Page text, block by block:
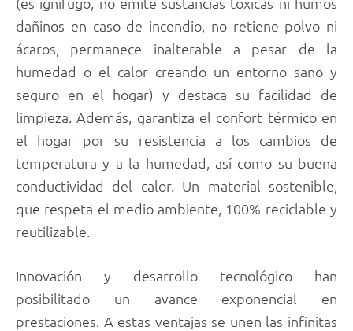
dañinos en caso de incendio, no retiene polvo ni
ácaros, permanece inalterable a pesar de la
humedad o el calor creando un entorno sano y
seguro en el hogar) y destaca su facilidad de
limpieza. Además, garantiza el confort térmico en
el hogar por su resistencia a los cambios de
temperatura y a la humedad, así como su buena
conductividad del calor. Un material sostenible,
que respeta el medio ambiente, 100% reciclable y
reutilizable.
Innovación y desarrollo tecnológico han
posibilitado un avance exponencial en
prestaciones. A estas ventajas se unen las infinitas